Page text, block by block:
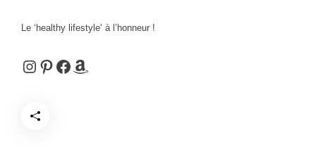
Le ‘healthy lifestyle’ à l’honneur !
Instagram
Pinterest
Facebook
Amazon